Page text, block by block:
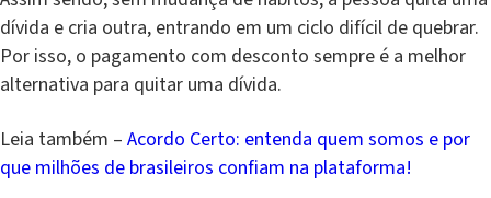
dívida e cria outra, entrando em um ciclo difícil de quebrar.
Por isso, o pagamento com desconto sempre é a melhor
alternativa para quitar uma dívida.
Leia também – Acordo Certo: entenda quem somos e por
que milhões de brasileiros confiam na plataforma!